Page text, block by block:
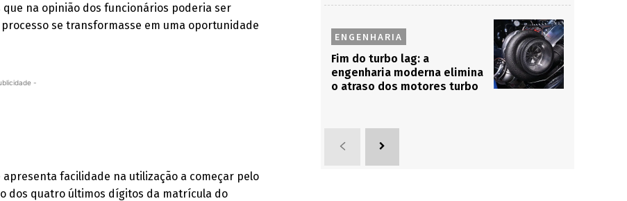
na opinião dos funcionários poderia ser
se transformasse em uma oportunidade
-
facilidade na utilização a começar pelo
dos quatro últimos dígitos da matrícula do
ENGENHARIA
Fim do turbo lag: a
engenharia moderna elimina
o atraso dos motores turbo